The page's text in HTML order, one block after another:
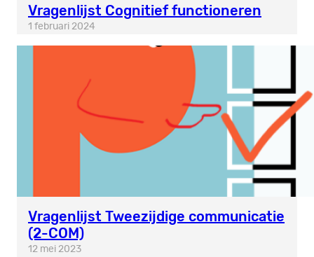
Vragenlijst Cognitief functioneren
1 februari 2024
Vragenlijst Tweezijdige communicatie
(2-COM)
12 mei 2023